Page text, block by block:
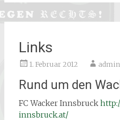
Links
1. Februar 2012 admin
Rund um den
FC Wacker Innsbruck
innsbruck.at/